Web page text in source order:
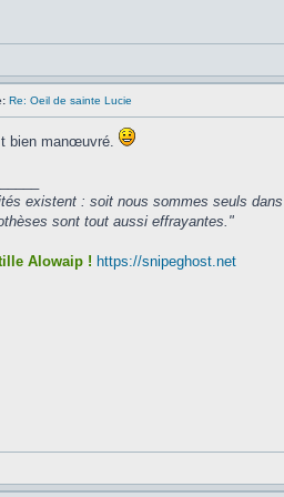
Re: Oeil de sainte Lucie
bien manœuvré.
existent : soit nous sommes seuls
sont tout aussi effrayantes."
Alowaip ! https://snipeghost.net